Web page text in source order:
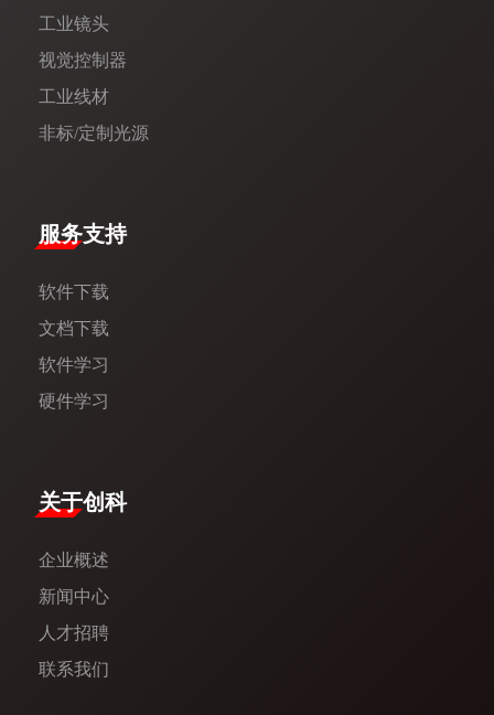
工业镜头
视觉控制器
工业线材
非标/定制光源
服务支持
软件下载
文档下载
软件学习
硬件学习
​关于创科​
企业概述
新闻中心​
人才招聘
联系我们